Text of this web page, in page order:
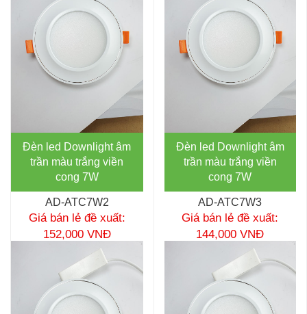
Đèn led Downlight âm
trần màu trắng viền
cong 7W
AD-ATC7W2
Giá bán lẻ đề xuất:
152,000 VNĐ
Đèn led Downlight âm
trần màu trắng viền
cong 7W
AD-ATC7W3
Giá bán lẻ đề xuất:
144,000 VNĐ